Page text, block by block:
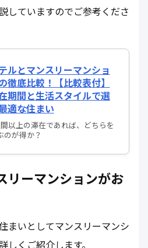
していますのでご参考くださ
ルとマンスリーマンショ
徹底比較！【比較表付】
期間と生活スタイルで選
適な住まい
以上の滞在であれば、どちらを
のが得か？
リーマンションがお
まいとしてマンスリーマンシ
しくご紹介します。